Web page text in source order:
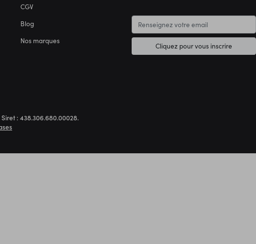
CGV
Blog
Nos marques
Cliquez pour vous inscrire
: 438.306.680.00028.